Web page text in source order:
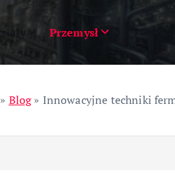
Przemysł
» Blog» Innowacyjne techniki